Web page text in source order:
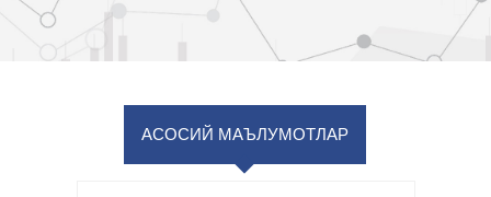
АСОСИЙ МАЪЛУМОТЛАР